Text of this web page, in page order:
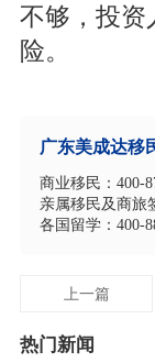
不够，投资
险。
广东美成达移
商业移民：400-
亲属移民及商旅
各国留学：400-
上一篇
热门新闻